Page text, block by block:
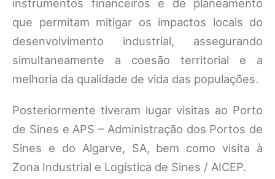
instrumentos financeiros e de planeamento
que permitam mitigar os impactos locais do
desenvolvimento industrial, assegurando
simultaneamente a coesão territorial e a
melhoria da qualidade de vida das populações.
Posteriormente tiveram lugar visitas ao Porto
de Sines e APS – Administração dos Portos de
Sines e do Algarve, SA, bem como visita à
Zona Industrial e Logística de Sines / AICEP.